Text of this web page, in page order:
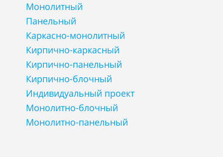
Монолитный
Панельный
Каркасно-монолитный
Кирпично-каркасный
Кирпично-панельный
Кирпично-блочный
Индивидуальный проект
Монолитно-блочный
Монолитно-панельный